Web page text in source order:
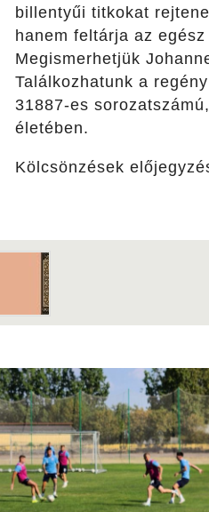
billentyűi titkokat
hanem feltárja az
Megismerhetjük
Találkozhatunk a
31887-es
életében.
Kölcsönzések